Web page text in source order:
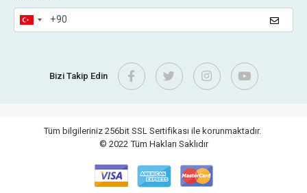
Bizi Takip Edin
Tüm bilgileriniz 256bit SSL Sertifikası ile korunmaktadır.
© 2022 Tüm Hakları Saklıdır